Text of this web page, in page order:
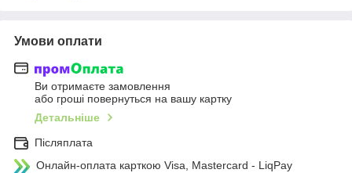
Умови оплати
Ви отримаєте замовлення
або гроші повернуться на вашу картку
Детальніше
Післяплата
Онлайн-оплата карткою Visa, Mastercard - LiqPay